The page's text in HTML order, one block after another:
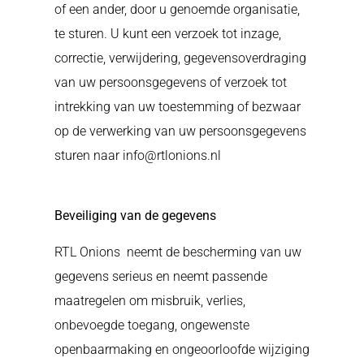
of een ander, door u genoemde organisatie,
te sturen. U kunt een verzoek tot inzage,
correctie, verwijdering, gegevensoverdraging
van uw persoonsgegevens of verzoek tot
intrekking van uw toestemming of bezwaar
op de verwerking van uw persoonsgegevens
sturen naar info@rtlonions.nl
Beveiliging van de gegevens
RTL Onions neemt de bescherming van uw
gegevens serieus en neemt passende
maatregelen om misbruik, verlies,
onbevoegde toegang, ongewenste
openbaarmaking en ongeoorloofde wijziging